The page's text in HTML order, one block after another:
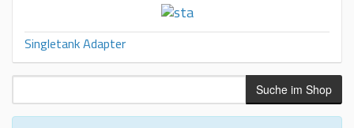
Singletank Adapter